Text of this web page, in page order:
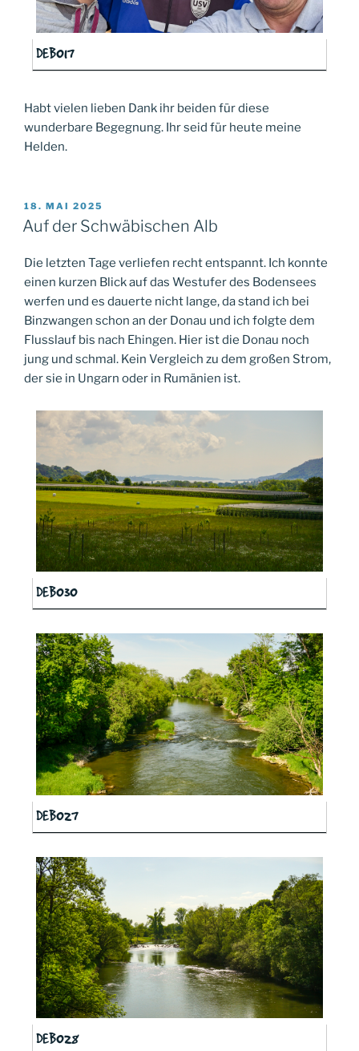
DEB017
Habt vielen lieben Dank ihr beiden für diese
wunderbare Begegnung. Ihr seid für heute meine
Helden.
VERÖFFENTLICHT
AM
18. MAI 2025
Auf der Schwäbischen Alb
Die letzten Tage verliefen recht entspannt. Ich konnte
einen kurzen Blick auf das Westufer des Bodensees
werfen und es dauerte nicht lange, da stand ich bei
Binzwangen schon an der Donau und ich folgte dem
Flusslauf bis nach Ehingen. Hier ist die Donau noch
jung und schmal. Kein Vergleich zu dem großen Strom,
der sie in Ungarn oder in Rumänien ist.
DEB030
DEB027
DEB028